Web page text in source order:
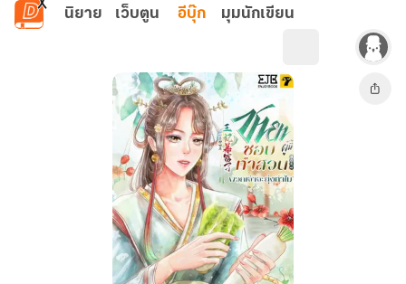
ข้ามไปยังเนื้อหาหลัก
นิยาย เว็บตูน อีบุ๊ก มุมนักเขียน